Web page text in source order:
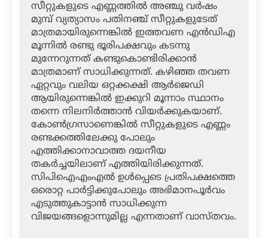
സീറ്റുകളുടെ എണ്ണത്തില്‍ അഞ്ചു വര്‍ഷം
മുമ്പ് വ്യത്യാസം പതിനഞ്ച് സീറ്റുകളുടേത്
മാത്രമായിരുന്നെങ്കില്‍ ഇത്തവണ എന്‍ഡിഎ
മൂന്നില്‍ രണ്ടു ഭൂരിപക്ഷവും കടന്നു
മുന്നേറുന്നത് കണ്ടുകൊണ്ടിരിക്കാന്‍
മാത്രമാണ് സാധിക്കുന്നത്. കഴിഞ്ഞ തവണ
ഏറ്റവും വലിയ ഒറ്റക്കക്ഷി ആര്‍ജെഡി
ആയിരുന്നെങ്കില്‍ ഇക്കുറി മൂന്നാം സ്ഥാനം
തന്നെ നിലനിര്‍ത്താന്‍ വിയര്‍ക്കുകയാണ്.
കോണ്‍ഗ്രസാണെങ്കില്‍ സീറ്റുകളുടെ എണ്ണം
രണ്ടക്കത്തിലേക്കു പോലും
എത്തിക്കാനാവാത്ത ദയനീയ
തകര്‍ച്ചയിലാണ് എത്തിയിരിക്കുന്നത്.
സിപിഐഎംഎല്‍ ഉള്‍പ്പെടെ പ്രതിപക്ഷത്തെ
ഒരൊറ്റ പാര്‍ട്ടിക്കുപോലും അഭിമാനപൂര്‍വം
എടുത്തുകാട്ടാന്‍ സാധിക്കുന്ന
വിജയങ്ങളൊന്നുമില്ല എന്നതാണ് വാസ്തവം.